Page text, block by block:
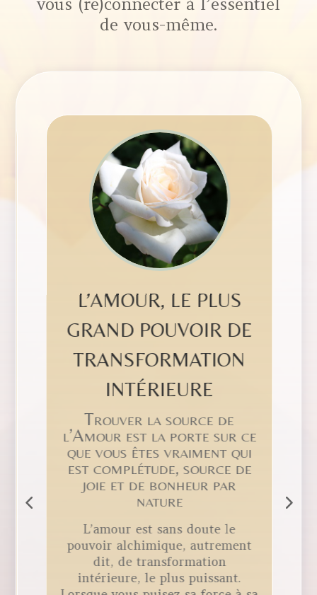
de vous-même.
L’AMOUR, LE PLUS
GRAND POUVOIR DE
TRANSFORMATION
INTÉRIEURE
Trouver la source de
l’Amour est la porte sur ce
que vous êtes vraiment qui
est complétude, source de
joie et de bonheur par
nature
L’amour est sans doute le
pouvoir alchimique, autrement
dit, de transformation
intérieure, le plus puissant.